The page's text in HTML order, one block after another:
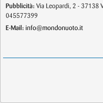
Pubblicità: Via Leopardi, 2 - 37138
045577399
E-Mail: info@mondonuoto.it